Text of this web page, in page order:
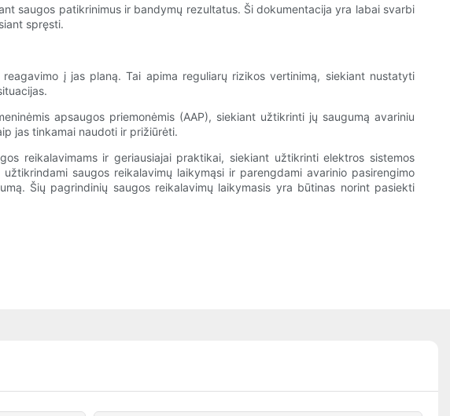
saugos patikrinimus ir bandymų rezultatus. Ši dokumentacija yra labai svarbi
spręsti.
į jas planą. Tai apima reguliarų rizikos vertinimą, siekiant nustatyti
apsaugos priemonėmis (AAP), siekiant užtikrinti jų saugumą avariniu
jas tinkamai naudoti ir prižiūrėti.
reikalavimams ir geriausiajai praktikai, siekiant užtikrinti elektros sistemos
saugos reikalavimų laikymąsi ir parengdami avarinio pasirengimo
Šių pagrindinių saugos reikalavimų laikymasis yra būtinas norint pasiekti